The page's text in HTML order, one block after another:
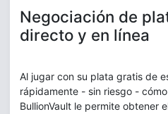
Negociación de
directo y en línea
Al jugar con su plata gratis de
rápidamente - sin riesgo -
BullionVault le permite obtener